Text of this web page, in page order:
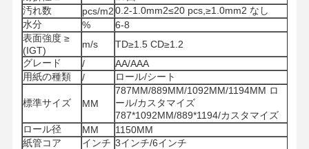
汚れ数
pcs/m20.2-1.0mm2≤20 pcs,≥1.0mm2 なし
水分
%
6-8
表面強度 ≥
(IGT)
m/s
TD≥1.5 CD≥1.2
グレード
/
AA/AAA
用紙の種類
/ ロール/シート
標準サイズ MM
787MM/889MM/1092MM/1194MM ロ
ール/カスタマイズ
787*1092MM/889*1194/カスタマイズ
ロール径
MM
1150MM
紙管コア
インチ 3インチ/6インチ